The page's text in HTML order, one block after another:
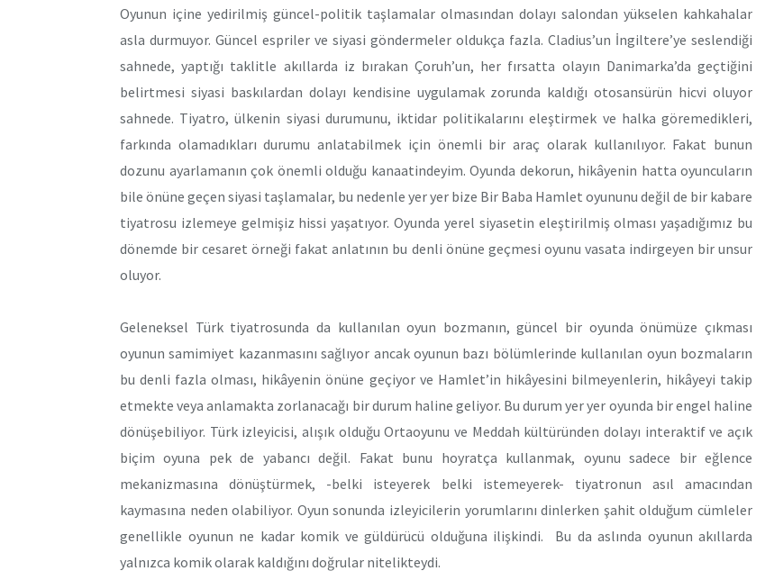
Oyunun içine yedirilmiş güncel-politik taşlamalar olmasından dolayı salondan yükselen kahkahalar
asla durmuyor. Güncel espriler ve siyasi göndermeler oldukça fazla. Cladius’un İngiltere’ye seslendiği
sahnede, yaptığı taklitle akıllarda iz bırakan Çoruh’un, her fırsatta olayın Danimarka’da geçtiğini
belirtmesi siyasi baskılardan dolayı kendisine uygulamak zorunda kaldığı otosansürün hicvi oluyor
sahnede. Tiyatro, ülkenin siyasi durumunu, iktidar politikalarını eleştirmek ve halka göremedikleri,
farkında olamadıkları durumu anlatabilmek için önemli bir araç olarak kullanılıyor. Fakat bunun
dozunu ayarlamanın çok önemli olduğu kanaatindeyim. Oyunda dekorun, hikâyenin hatta oyuncuların
bile önüne geçen siyasi taşlamalar, bu nedenle yer yer bize Bir Baba Hamlet oyununu değil de bir kabare
tiyatrosu izlemeye gelmişiz hissi yaşatıyor. Oyunda yerel siyasetin eleştirilmiş olması yaşadığımız bu
dönemde bir cesaret örneği fakat anlatının bu denli önüne geçmesi oyunu vasata indirgeyen bir unsur
oluyor.
Geleneksel Türk tiyatrosunda da kullanılan oyun bozmanın, güncel bir oyunda önümüze çıkması
oyunun samimiyet kazanmasını sağlıyor ancak oyunun bazı bölümlerinde kullanılan oyun bozmaların
bu denli fazla olması, hikâyenin önüne geçiyor ve Hamlet’in hikâyesini bilmeyenlerin, hikâyeyi takip
etmekte veya anlamakta zorlanacağı bir durum haline geliyor. Bu durum yer yer oyunda bir engel haline
dönüşebiliyor. Türk izleyicisi, alışık olduğu Ortaoyunu ve Meddah kültüründen dolayı interaktif ve açık
biçim oyuna pek de yabancı değil. Fakat bunu hoyratça kullanmak, oyunu sadece bir eğlence
mekanizmasına dönüştürmek, -belki isteyerek belki istemeyerek- tiyatronun asıl amacından
kaymasına neden olabiliyor. Oyun sonunda izleyicilerin yorumlarını dinlerken şahit olduğum cümleler
genellikle oyunun ne kadar komik ve güldürücü olduğuna ilişkindi. Bu da aslında oyunun akıllarda
yalnızca komik olarak kaldığını doğrular nitelikteydi.